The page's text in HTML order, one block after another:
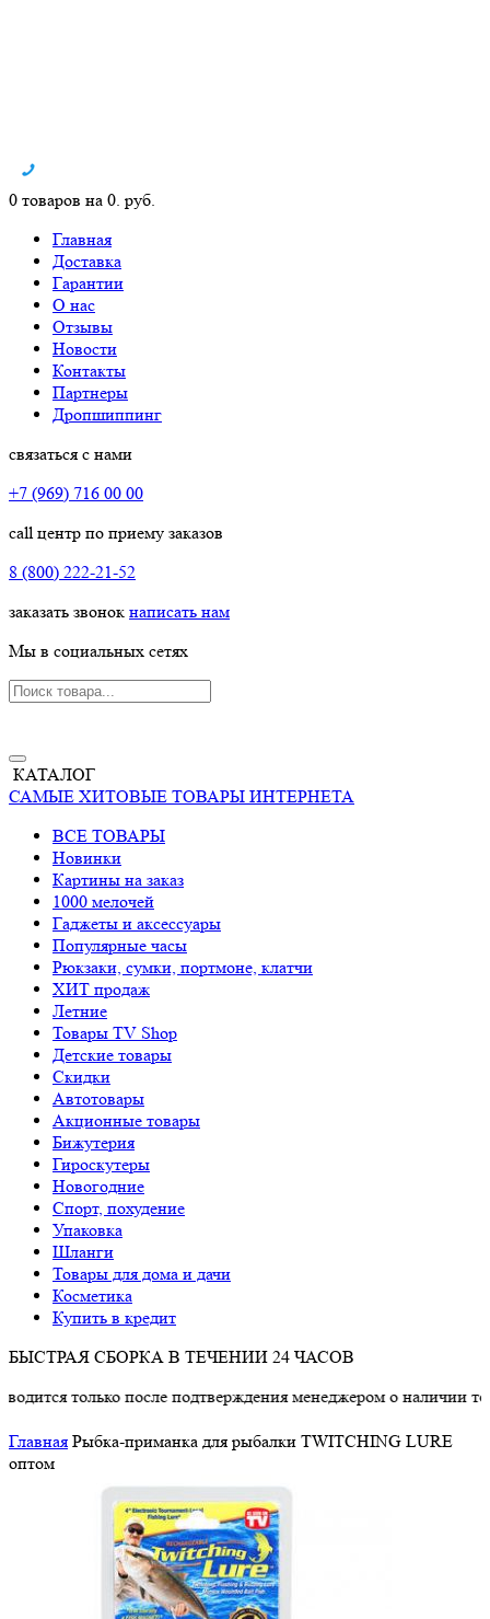
0 товаров на 0. руб.
Главная
Доставка
Гарантии
О нас
Отзывы
Новости
Контакты
Партнеры
Дропшиппинг
связаться с нами
+7 (969) 716 00 00
call центр по приему заказов
8 (800) 222-21-52
заказать звонок написать нам
Мы в социальных сетях
КАТАЛОГ
САМЫЕ ХИТОВЫЕ ТОВАРЫ ИНТЕРНЕТА
ВСЕ ТОВАРЫ
Новинки
Картины на заказ
1000 мелочей
Гаджеты и аксессуары
Популярные часы
Рюкзаки, сумки, портмоне, клатчи
ХИТ продаж
Летние
Товары TV Shop
Детские товары
Cкидки
Автотовары
Акционные товары
Бижутерия
Гироскутеры
Новогодние
Спорт, похудение
Упаковка
Шланги
Товары для дома и дачи
Косметика
Купить в кредит
БЫСТРАЯ СБОРКА В ТЕЧЕНИИ 24 ЧАСОВ
после подтверждения менеджером о наличии товара.
Главная Рыбка-приманка для рыбалки TWITCHING LURE
оптом